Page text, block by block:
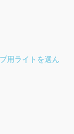
用ライトを選ん